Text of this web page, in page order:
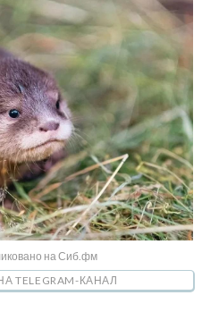
на Сиб.фм
TELEGRAM-КАНАЛ